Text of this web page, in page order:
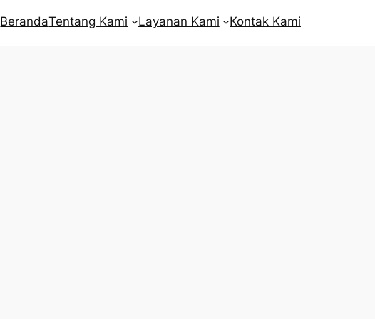
BerandaTentang Kami Layanan Kami Kontak Kami